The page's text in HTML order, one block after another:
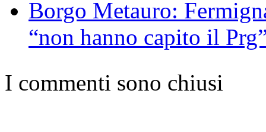
Borgo Metauro:
“non hanno capito il
I commenti sono chiusi